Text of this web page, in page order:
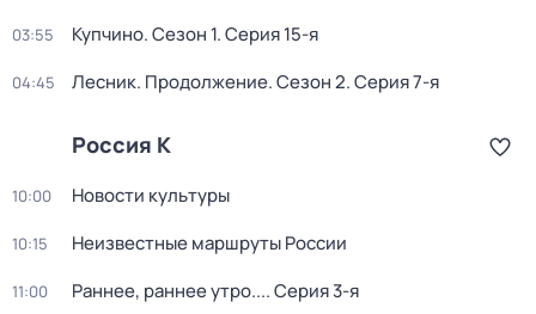
03:55 Купчино. Сезон 1. Серия 15-я
04:45 Лесник. Продолжение. Сезон 2. Серия 7-я
Россия К
10:00 Новости культуры
10:15 Неизвестные маршруты России
11:00 Раннее, раннее утро.... Серия 3-я